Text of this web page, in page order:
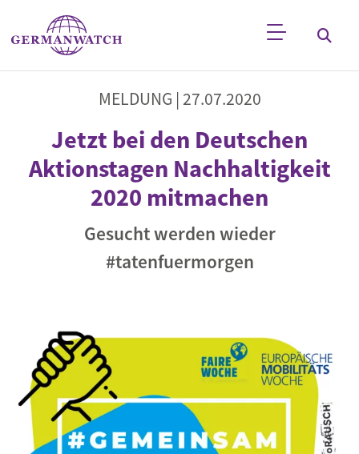
Direkt zum Inhalt
StichwortsucheMELDUNG | 27.07.2020
Jetzt bei den Deutschen
Aktionstagen Nachhaltigkeit
2020 mitmachen
Gesucht werden wieder
#tatenfuermorgen